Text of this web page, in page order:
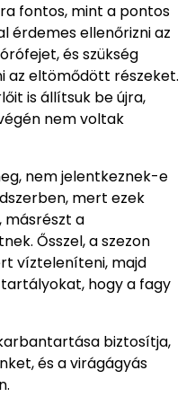
fontos, mint a pontos
érdemes ellenőrizni az
és szükség
az eltömődött részeket.
is állítsuk be újra,
nem voltak
nem jelentkeznek-e
mert ezek
másrészt a
Ősszel, a szezon
vízteleníteni, majd
hogy a fagy
biztosítja,
és a virágágyás